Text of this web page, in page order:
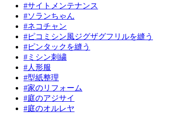
#サイトメンテナンス
#ソランちゃん
#ネコチャン
#ピコミシン風ジグザグフリルを縫う
#ピンタックを縫う
#ミシン刺繍
#人形服
#型紙整理
#家のリフォーム
#庭のアジサイ
#庭のオルレヤ